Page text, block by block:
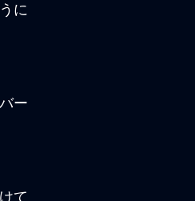
に
ー
て